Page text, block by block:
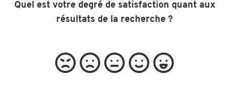
Quel est votre degré de satisfaction quant aux
résultats de la recherche ?